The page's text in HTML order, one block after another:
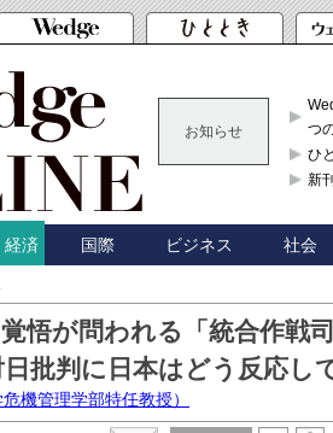
お知らせ
つ
ひ
新
経済 国際 ビジネス 社会
悟が問われる「統合作戦
日批判に日本はどう反応し
危機管理学部特任教授）